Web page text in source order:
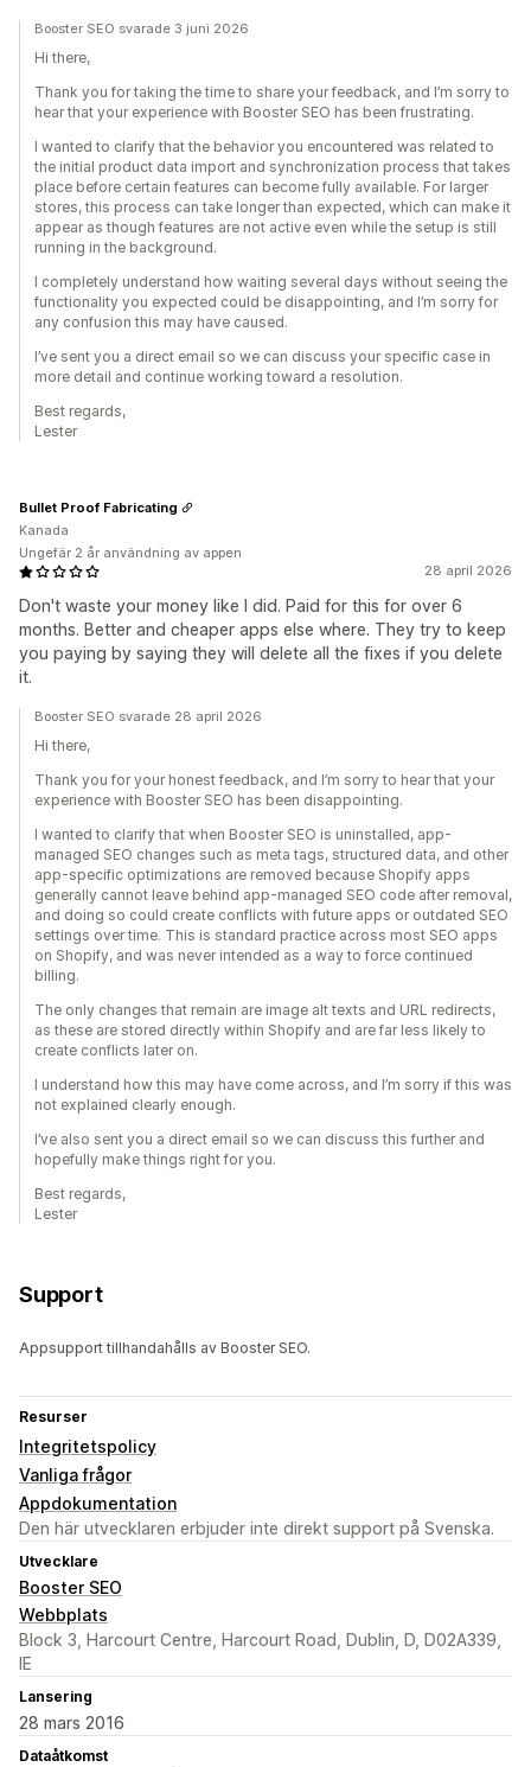
Booster SEO svarade 3 juni 2026
Hi there,
Thank you for taking the time to share your feedback, and I’m sorry to
hear that your experience with Booster SEO has been frustrating.
I wanted to clarify that the behavior you encountered was related to
the initial product data import and synchronization process that takes
place before certain features can become fully available. For larger
stores, this process can take longer than expected, which can make it
appear as though features are not active even while the setup is still
running in the background.
I completely understand how waiting several days without seeing the
functionality you expected could be disappointing, and I’m sorry for
any confusion this may have caused.
I’ve sent you a direct email so we can discuss your specific case in
more detail and continue working toward a resolution.
Best regards,
Lester
28 april 2026
Don't waste your money like I did. Paid for this for over 6
months. Better and cheaper apps else where. They try to keep
you paying by saying they will delete all the fixes if you delete
it.
Bullet Proof Fabricating
Kanada
Ungefär 2 år användning av appen
Booster SEO svarade 28 april 2026
Hi there,
Thank you for your honest feedback, and I’m sorry to hear that your
experience with Booster SEO has been disappointing.
I wanted to clarify that when Booster SEO is uninstalled, app-
managed SEO changes such as meta tags, structured data, and other
app-specific optimizations are removed because Shopify apps
generally cannot leave behind app-managed SEO code after removal,
and doing so could create conflicts with future apps or outdated SEO
settings over time. This is standard practice across most SEO apps
on Shopify, and was never intended as a way to force continued
billing.
The only changes that remain are image alt texts and URL redirects,
as these are stored directly within Shopify and are far less likely to
create conflicts later on.
I understand how this may have come across, and I’m sorry if this was
not explained clearly enough.
I’ve also sent you a direct email so we can discuss this further and
hopefully make things right for you.
Best regards,
Lester
Support
Appsupport tillhandahålls av Booster SEO.
Resurser
Integritetspolicy
Vanliga frågor
Appdokumentation
Den här utvecklaren erbjuder inte direkt support på Svenska.
Utvecklare
Booster SEO
Webbplats
Block 3, Harcourt Centre, Harcourt Road, Dublin, D, D02A339,
IE
Lansering
28 mars 2016
Dataåtkomst